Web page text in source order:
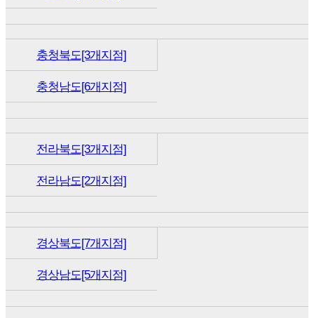
충청북도[3개지점]
충청남도[6개지점]
전라북도[3개지점]
전라남도[2개지점]
경상북도[7개지점]
경상남도[5개지점]